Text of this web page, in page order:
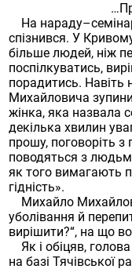
На
спізнився. У
більше людей, ніж
поспілкуватись,
порадитись. Навіть
Михайловича
жінка, яка назвала
декілька хвилин
прошу, поговоріть з
поводяться з
як того вимагають
гідність».
Михайло
уболівання й
вирішити?“, на що
Як і обіцяв,
на базі Тячівської